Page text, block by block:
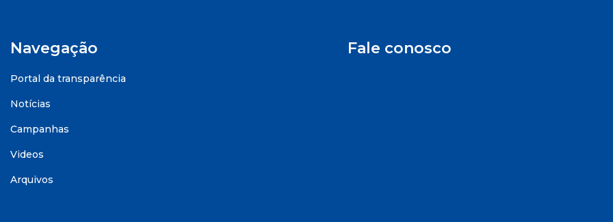
Navegação
Portal da transparência
Notícias
Campanhas
Videos
Arquivos
Fale conosco